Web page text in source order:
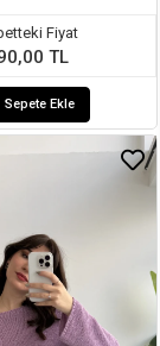
Fiyat
TL
Sepete Ekle